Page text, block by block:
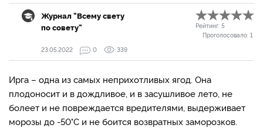
Журнал "Всему свету
по совету"
Рейтинг: 5
Проголосовало: 1
23.05.2022
0 339
Ирга – одна из самых неприхотливых ягод. Она
плодоносит и в дождливое, и в засушливое лето, не
болеет и не повреждается вредителями, выдерживает
морозы до -50°С и не боится возвратных заморозков.